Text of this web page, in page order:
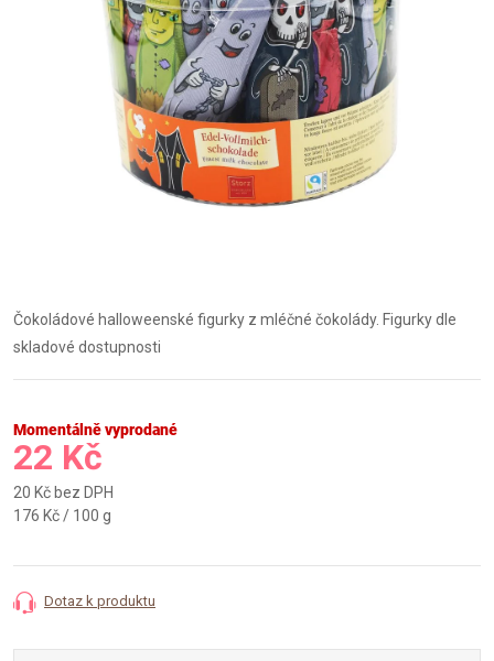
Čokoládové halloweenské figurky z mléčné čokolády. Figurky dle
skladové dostupnosti
Momentálně vyprodané
22 Kč
20 Kč bez DPH
Měrná
176 Kč / 100 g
Dotaz k produktu